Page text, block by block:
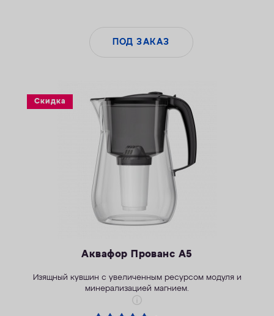
ПОД ЗАКАЗ
Скидка
Аквафор Прованс А5
Изящный кувшин с увеличенным ресурсом модуля и
минерализацией магнием.